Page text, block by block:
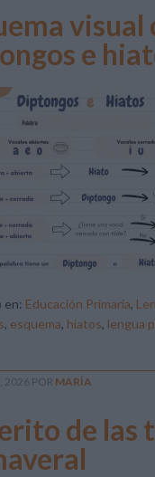
e
en: Educación Primaria,
, esquema, hiatos, lengua
2026 POR MARÍA
de las